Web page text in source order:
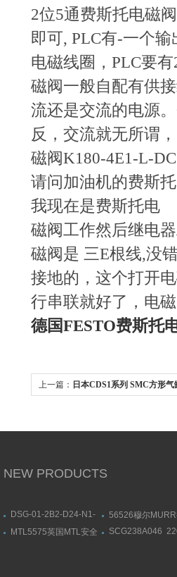
2位5通费斯托电磁
即可, PLC有-一个输
电磁线圈，PLC要
磁阀一般自配有供接
流还是交流的电源
反，交流就无所谓
磁阀K180-4E1-L-
请问加油机的费斯
我现在是费斯托电
磁阀工作然后继电器
磁阀是 三E根线,没错的
接地的，这个打开
行串联就好了，电
德国FESTO费斯托
上一篇： 日本CDS1系列 SMC方形气
NEW PRODUCTS
DSG-01-2B2-D24-N1-
件一览
56526穆尔
模块安装连接尺寸
MTL5575英国MTL安全
SCG238A046